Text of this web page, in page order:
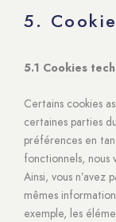
5.
5.1 Cookies
Certains cookies
certaines parties
préférences en
fonctionnels, nous
Ainsi, vous n’avez
mêmes
exemple, les